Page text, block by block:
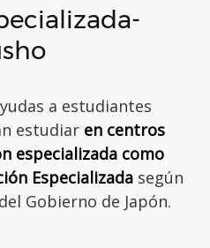
a estudiantes
estudiar en centros
especializada como
Especializada según
Gobierno de Japón.